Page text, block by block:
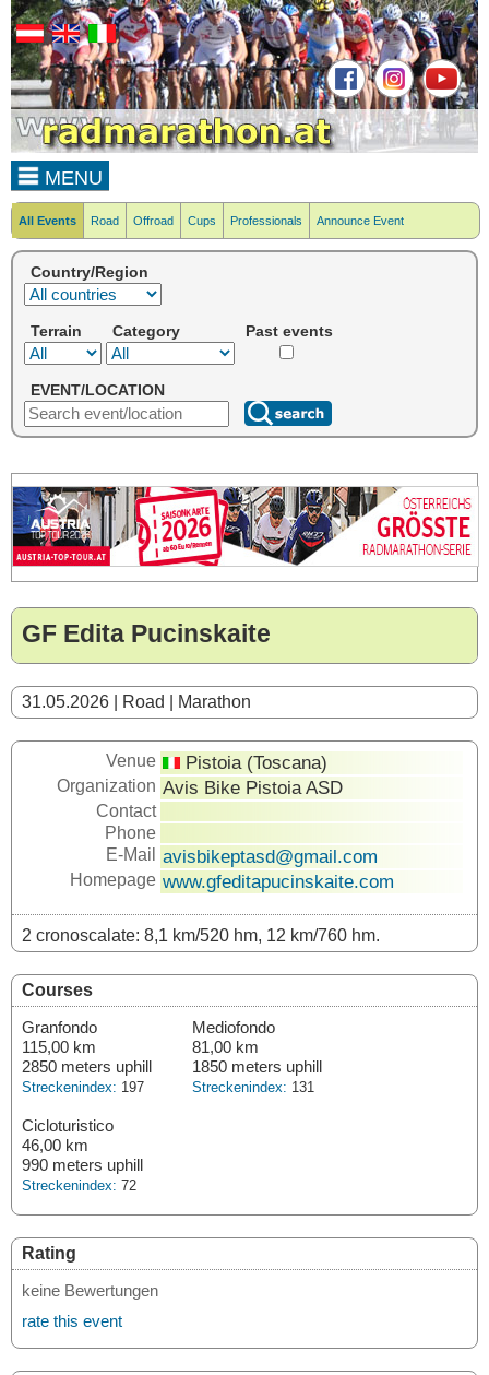
MENU
All Events Road Offroad Cups Professionals Announce Event
Country/Region
Terrain Category Past events
EVENT/LOCATION
GF Edita Pucinskaite
31.05.2026 | Road | Marathon
Venue Pistoia (Toscana)
Organization Avis Bike Pistoia ASD
Contact
Phone
E-Mail
avisbikeptasd@gmail.com
Homepage www.gfeditapucinskaite.com
2 cronoscalate: 8,1 km/520 hm, 12 km/760 hm.
Courses
Granfondo
115,00 km
2850 meters uphill
Streckenindex: 197
Mediofondo
81,00 km
1850 meters uphill
Streckenindex: 131
Cicloturistico
46,00 km
990 meters uphill
Streckenindex: 72
Rating
keine Bewertungen
rate this event